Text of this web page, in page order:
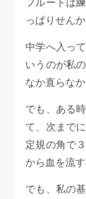
っぱりせんか
中学へ入っ
いうのが私
なか直らなか
でも、ある
て、次まで
定規の角で
から血を流
でも、私の